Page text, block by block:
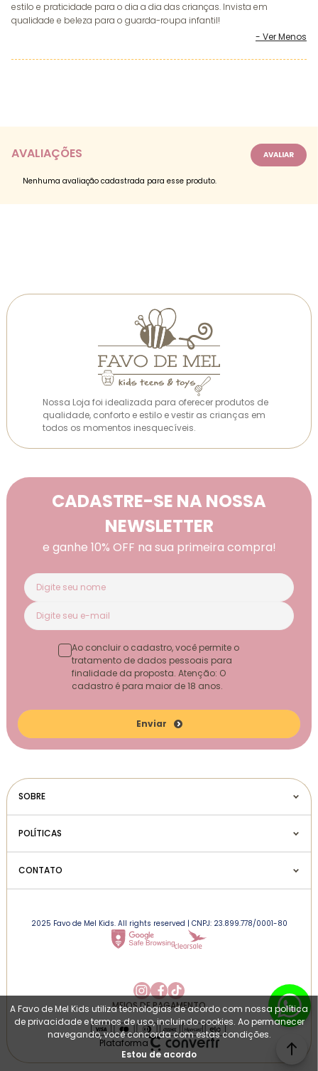
estilo e praticidade para o dia a dia das crianças. Invista em
qualidade e beleza para o guarda-roupa infantil!
AVALIAÇÕES
Nenhuma avaliação cadastrada para esse produto.
Nossa Loja foi idealizada para oferecer produtos de
qualidade, conforto e estilo e vestir as crianças em
todos os momentos inesquecíveis.
CADASTRE-SE NA NOSSA
NEWSLETTER
e ganhe 10% OFF na sua primeira compra!
Enviar
Ao concluir o cadastro, você permite o
tratamento de dados pessoais para
finalidade da proposta. Atenção: O
cadastro é para maior de 18 anos.
SOBRE
POLÍTICAS
CONTATO
2025 Favo de Mel Kids. All rights reserved | CNPJ: 23.899.778/0001-80
MEIOS DE PAGAMENTO
Plataforma
A Favo de Mel Kids utiliza tecnologias de acordo com nossa política
de privacidade e termos de uso, incluindo cookies. Ao permanecer
navegando, você concorda com estas condições.
Estou de acordo